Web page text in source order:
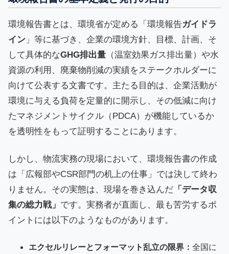
環境報告書とは、環境省が定める「環境報告ガイドラ
イン 」等に基づき、企業の環境方針、目標、計画、そ
して具体的なGHG排出量 （温室効果ガス排出量）や水
資源の利用、廃棄物削減の実績をステークホルダーに
向けて公表する文書です。主たる目的は、企業活動が
環境に与える負荷を定量的に開示し、その低減に向け
たマネジメントサイクル（PDCA）が機能しているか
を透明性をもって証明することにあります。
しかし、物流実務の現場において、環境報告書の作成
は「広報部やCSR部門の机上の仕事」では決して終わ
りません。その実態は、現場を巻き込んだ 「データ収
集の総力戦」 です。実務者が直面し、最も苦労するポ
イントには以下のようなものがあります。
エクセルリレーとフォーマット乱立の限界： 全国に